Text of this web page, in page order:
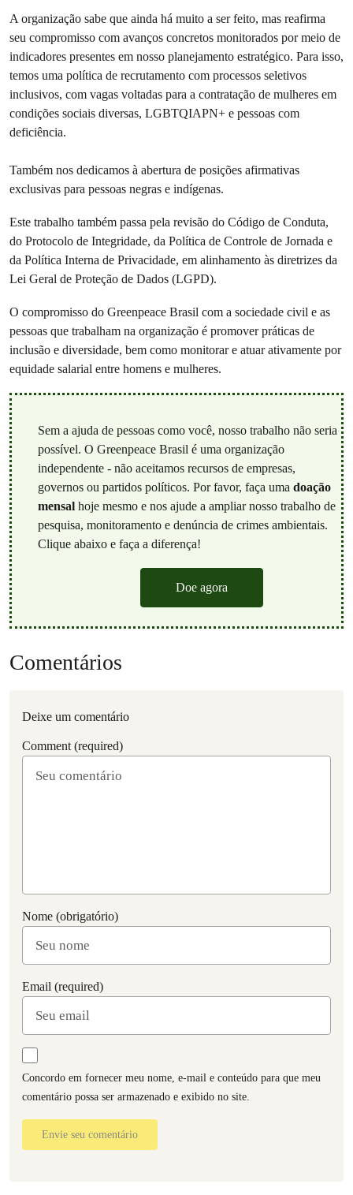
A organização sabe que ainda há muito a ser feito, mas reafirma
seu compromisso com avanços concretos monitorados por meio de
indicadores presentes em nosso planejamento estratégico. Para isso,
temos uma política de recrutamento com processos seletivos
inclusivos, com vagas voltadas para a contratação de mulheres em
condições sociais diversas, LGBTQIAPN+ e pessoas com
deficiência.
Também nos dedicamos à abertura de posições afirmativas
exclusivas para pessoas negras e indígenas.
Este trabalho também passa pela revisão do Código de Conduta,
do Protocolo de Integridade, da Política de Controle de Jornada e
da Política Interna de Privacidade, em alinhamento às diretrizes da
Lei Geral de Proteção de Dados (LGPD).
O compromisso do Greenpeace Brasil com a sociedade civil e as
pessoas que trabalham na organização é promover práticas de
inclusão e diversidade, bem como monitorar e atuar ativamente por
equidade salarial entre homens e mulheres.
Sem a ajuda de pessoas como você, nosso trabalho não seria
possível. O Greenpeace Brasil é uma organização
independente - não aceitamos recursos de empresas,
governos ou partidos políticos. Por favor, faça uma doação
mensalhoje mesmo e nos ajude a ampliar nosso trabalho de
pesquisa, monitoramento e denúncia de crimes ambientais.
Clique abaixo e faça a diferença!
Doe agora
Comentários
Deixe um comentário
Comment (required)
Nome (obrigatório)
Email (required)
Concordo em fornecer meu nome, e-mail e conteúdo para que meu
comentário possa ser armazenado e exibido no site.
Envie seu comentário